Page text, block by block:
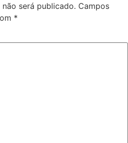
será publicado. Campos
*